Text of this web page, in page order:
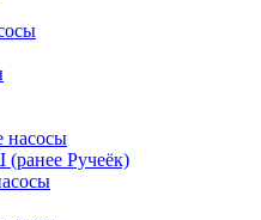
насосы
Ручеёк)